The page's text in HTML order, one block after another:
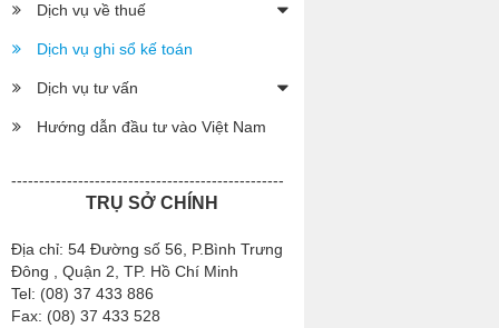
Dịch vụ về thuế
Dịch vụ ghi sổ kế toán
Dịch vụ tư vấn
Hướng dẫn đầu tư vào Việt Nam
-------------------------------------------------
TRỤ SỞ CHÍNH
Địa chỉ: 54 Đường số 56, P.Bình Trưng
Đông , Quận 2, TP. Hồ Chí Minh
Tel: (08) 37 433 886
Fax: (08) 37 433 528